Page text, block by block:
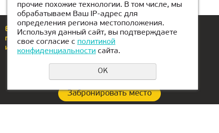
Еcли у вас возникли вопросы или предложения,
позвоните по номеру +375 29 2-111-433
или напишите намgomel@kiber-one.com
Забронировать место
прочие похожие технологии. В том числе, мы
обрабатываем Ваш IP-адрес для
определения региона местоположения.
Используя данный сайт, вы подтверждаете
свое согласие с политикой
конфиденциальности сайта.
OK